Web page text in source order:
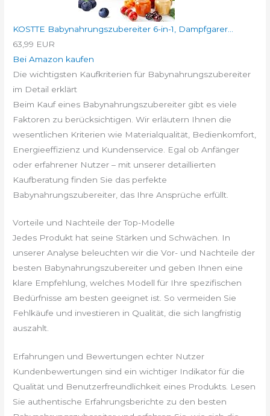
KOSTTE Babynahrungszubereiter 6-in-1, Dampfgarer...
63,99 EUR
Bei Amazon kaufen
Die wichtigsten Kaufkriterien für Babynahrungszubereiter
im Detail erklärt
Beim Kauf eines Babynahrungszubereiter gibt es viele
Faktoren zu berücksichtigen. Wir erläutern Ihnen die
wesentlichen Kriterien wie Materialqualität, Bedienkomfort,
Energieeffizienz und Kundenservice. Egal ob Anfänger
oder erfahrener Nutzer – mit unserer detaillierten
Kaufberatung finden Sie das perfekte
Babynahrungszubereiter, das Ihre Ansprüche erfüllt.
Vorteile und Nachteile der Top-Modelle
Jedes Produkt hat seine Stärken und Schwächen. In
unserer Analyse beleuchten wir die Vor- und Nachteile der
besten Babynahrungszubereiter und geben Ihnen eine
klare Empfehlung, welches Modell für Ihre spezifischen
Bedürfnisse am besten geeignet ist. So vermeiden Sie
Fehlkäufe und investieren in Qualität, die sich langfristig
auszahlt.
Erfahrungen und Bewertungen echter Nutzer
Kundenbewertungen sind ein wichtiger Indikator für die
Qualität und Benutzerfreundlichkeit eines Produkts. Lesen
Sie authentische Erfahrungsberichte zu den besten